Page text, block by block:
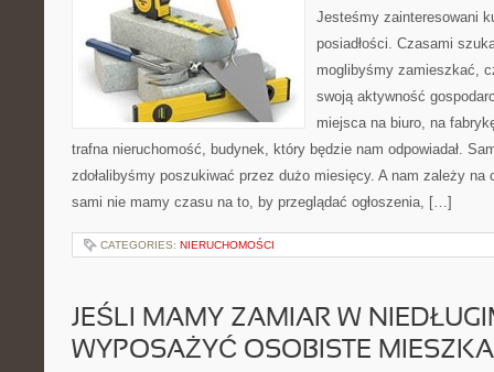
Jesteśmy zainteresowani
posiadłości. Czasami
moglibyśmy zamieszkać,
swoją aktywność
miejsca na biuro, na
trafna nieruchomość, budynek, który będzie nam odpowiadał.
zdołalibyśmy poszukiwać przez dużo miesięcy. A nam zależy
sami nie mamy czasu na to, by przeglądać ogłoszenia, […]
CATEGORIES: NIERUCHOMOŚCI
JEŚLI MAMY ZAMIAR W
WYPOSAŻYĆ OSOBISTE